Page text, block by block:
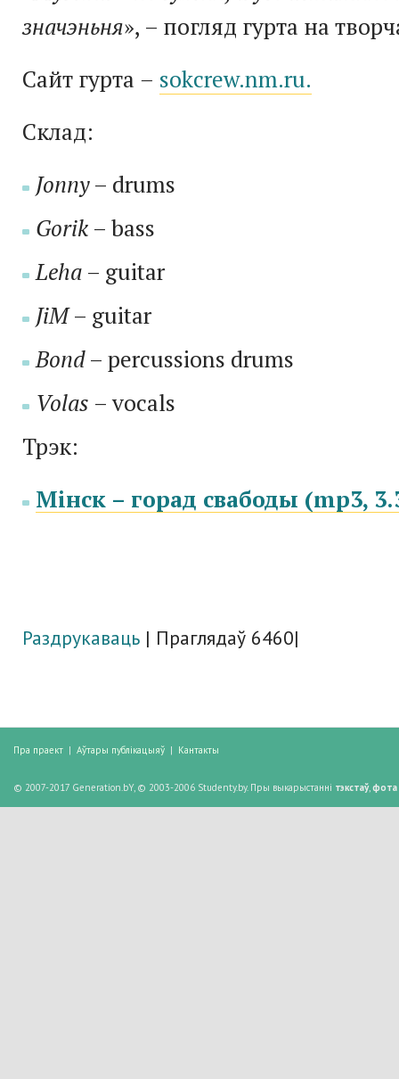
значэньня», – погляд гурта на
Сайт гурта – sokcrew.nm.ru.
Склад:
Jonny– drums
Gorik – bass
Leha – guitar
JiM– guitar
Bond– percussions drums
Volas – vocals
Трэк:
Мінск – горад свабоды (mp3,
Раздрукаваць | Праглядаў 6460|
Пра праект | Аўтары публікацыяў | Кантакты
© 2007-2017 Generation.bY, © 2003-2006 Studenty.by. Пры выкарыстанні тэкстаў, фота